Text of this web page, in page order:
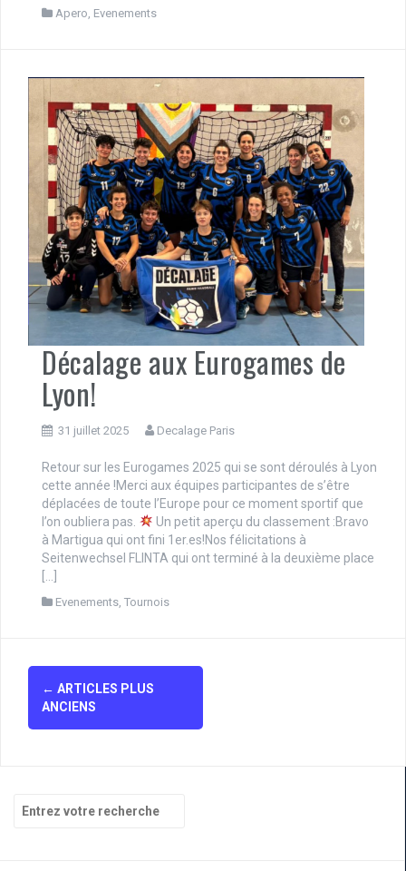
Apero, Evenements
Décalage aux Eurogames de
Lyon!
31 juillet 2025 Decalage Paris
Retour sur les Eurogames 2025 qui se sont déroulés à Lyon
cette année !Merci aux équipes participantes de s’être
déplacées de toute l’Europe pour ce moment sportif que
l’on oubliera pas.
Un petit aperçu du classement :Bravo
à Martigua qui ont fini 1er.es!Nos félicitations à
Seitenwechsel FLINTA qui ont terminé à la deuxième place
Evenements Tournois
Navigation
des
articles
← ARTICLES PLUS
ANCIENS
pour